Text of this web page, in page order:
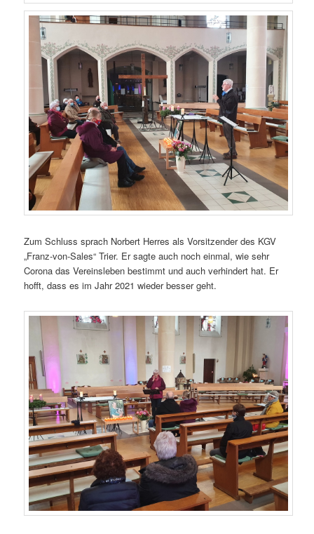
Zum Schluss sprach Norbert Herres als Vorsitzender des KGV
„Franz-von-Sales“ Trier. Er sagte auch noch einmal, wie sehr
Corona das Vereinsleben bestimmt und auch verhindert hat. Er
hofft, dass es im Jahr 2021 wieder besser geht.